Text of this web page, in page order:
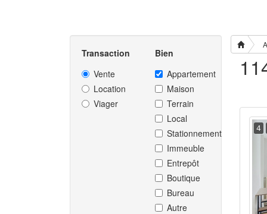
Transaction
Vente
Location
Viager
Bien
Appartement
Maison
Terrain
Local
Stationnement
Immeuble
Entrepôt
Boutique
Bureau
Autre
4